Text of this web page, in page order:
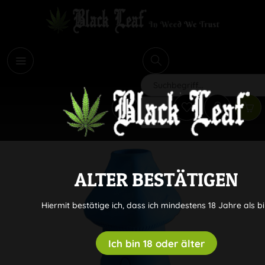
Suchen
ALTER BESTÄTIGEN
Hiermit bestätige ich, dass ich mindestens 18 Jahre als
Ich bin 18 oder älter